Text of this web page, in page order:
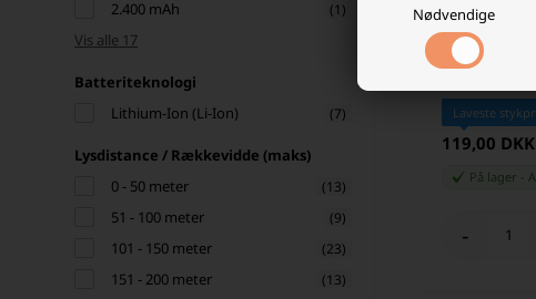
Nødvendige
2.400 mAh (1)
Vis alle 17
Batteriteknologi
Lithium-Ion (Li-Ion)
(7)
Lysdistance / Rækkevidde (maks)
0 - 50 meter
(13)
51 - 100 meter (9)
101 - 150 meter (23)
151 - 200 meter (13)
Nitecore
Ion Batteri
Laveste
119,00 DKK
På lager -
-